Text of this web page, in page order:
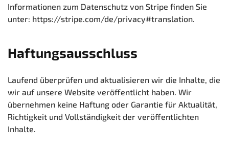
Informationen zum Datenschutz von Stripe finden Sie
unter: https://stripe.com/de/privacy#translation.
Haftungsausschluss
Laufend überprüfen und aktualisieren wir die Inhalte, die
wir auf unsere Website veröffentlicht haben. Wir
übernehmen keine Haftung oder Garantie für Aktualität,
Richtigkeit und Vollständigkeit der veröffentlichten
Inhalte.